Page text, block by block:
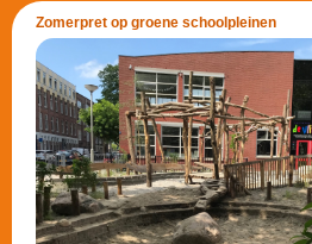
Zomerpret op groene schoolpleinen